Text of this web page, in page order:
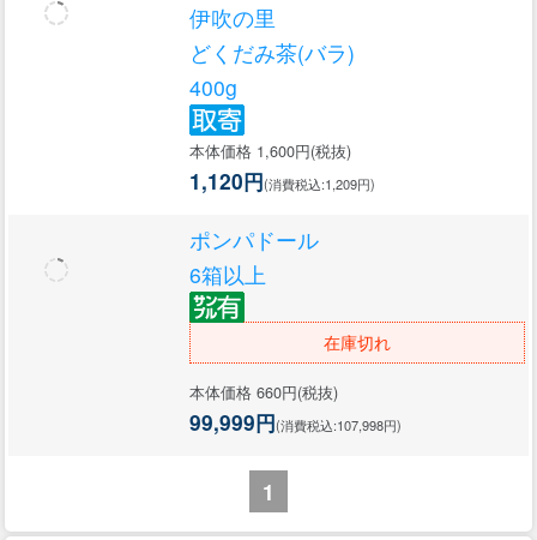
伊吹の里
どくだみ茶(バラ)
400g
本体価格 1,600円(税抜)
1,120円(消費税込:1,209円)
ポンパドール
6箱以上
在庫切れ
本体価格 660円(税抜)
99,999円(消費税込:107,998円)
1